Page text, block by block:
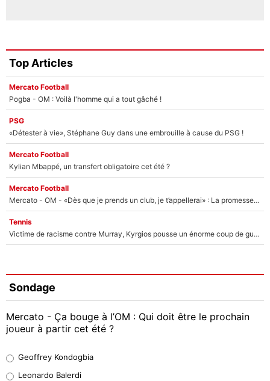
Top Articles
Mercato Football
Pogba - OM : Voilà l'homme qui a tout gâché !
PSG
«Détester à vie», Stéphane Guy dans une embrouille à cause du PSG !
Mercato Football
Kylian Mbappé, un transfert obligatoire cet été ?
Mercato Football
Mercato - OM - «Dès que je prends un club, je t’appellerai» : La promesse de Marcelino au moment de claquer la porte
Tennis
Victime de racisme contre Murray, Kyrgios pousse un énorme coup de gueule !
Sondage
Mercato - Ça bouge à l’OM : Qui doit être le prochain
joueur à partir cet été ?
38%
Geoffrey Kondogbia
Leonardo Balerdi